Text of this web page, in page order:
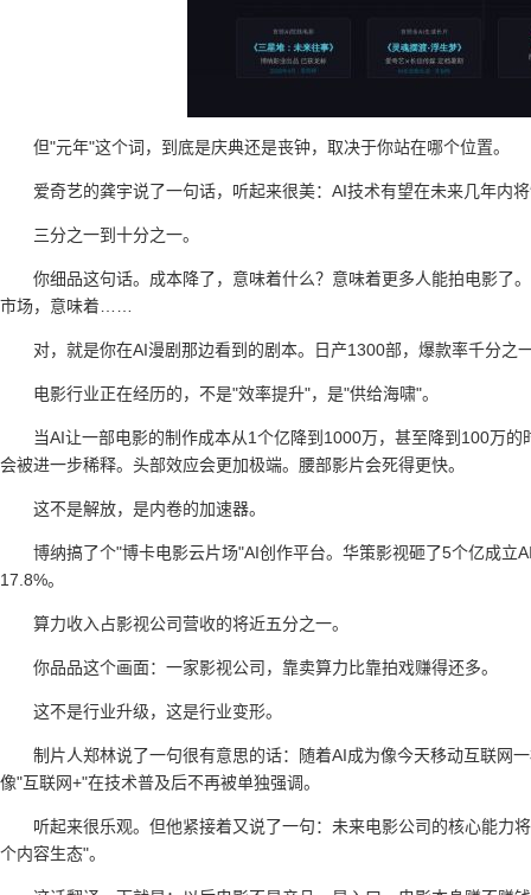
但"元年"这个词，到底是庆典还是丧钟，取决于你站在哪个位置。
爱奇艺的龚宇说了一句话，听起来很美：AI技术有望在未来几年内
三分之一到十分之一。
你细品这句话。成本降了，意味着什么？意味着更多人能拍电影了
市场，意味着……
对，就是你在AI漫剧那边看到的剧本。日产1300部，爆款率千分之
电影行业正在经历的，不是"效率提升"，是"供给海啸"。
当AI让一部电影的制作成本从1个亿降到1000万，甚至降到100万
会被进一步稀释。头部效应会更加极端。腰部影片会死得更快。
这不是解放，是内卷的加速器。
博纳搞了个"博卡电影云片场"AI创作平台。华策影视砸了5个亿成
17.8%。
算力收入占影视公司营收的将近五分之一。
你品品这个画面：一家影视公司，靠卖算力比靠拍戏赚得还多。
这不是行业升级，这是行业变形。
制片人郑林说了一句很有意思的话：随着AI成为像今天移动互联网
像"互联网+"在技术普及后不再被单独强调。
听起来很乐观。但他紧接着又说了一句：未来电影公司的核心能力
个内容生态"。